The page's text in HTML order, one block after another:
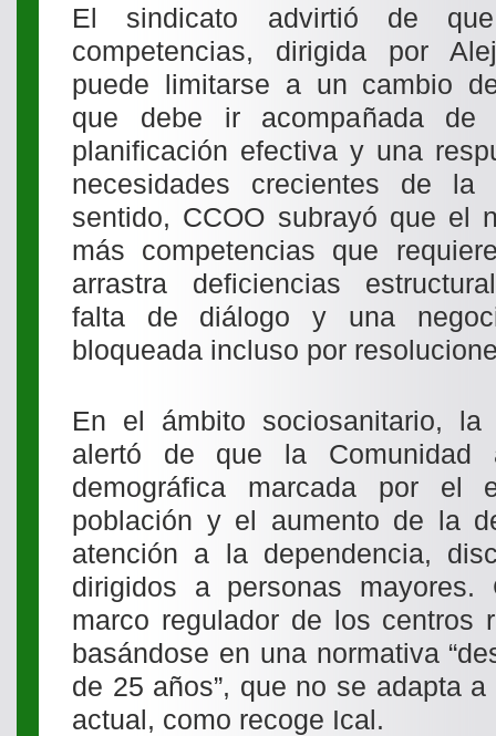
El sindicato advirtió de
competencias, dirigida por
puede limitarse a un cambio
que debe ir acompañada de
planificación efectiva y una
necesidades crecientes de la
sentido, CCOO subrayó que el
más competencias que
arrastra deficiencias
falta de diálogo y una
bloqueada incluso por
En el ámbito sociosanitario, la
alertó de que la Comunidad
demográfica marcada por el
población y el aumento de la
atención a la dependencia,
dirigidos a personas
marco regulador de los centros
basándose en una normativa
de 25 años”, que no se adapta
actual, como recoge Ical.